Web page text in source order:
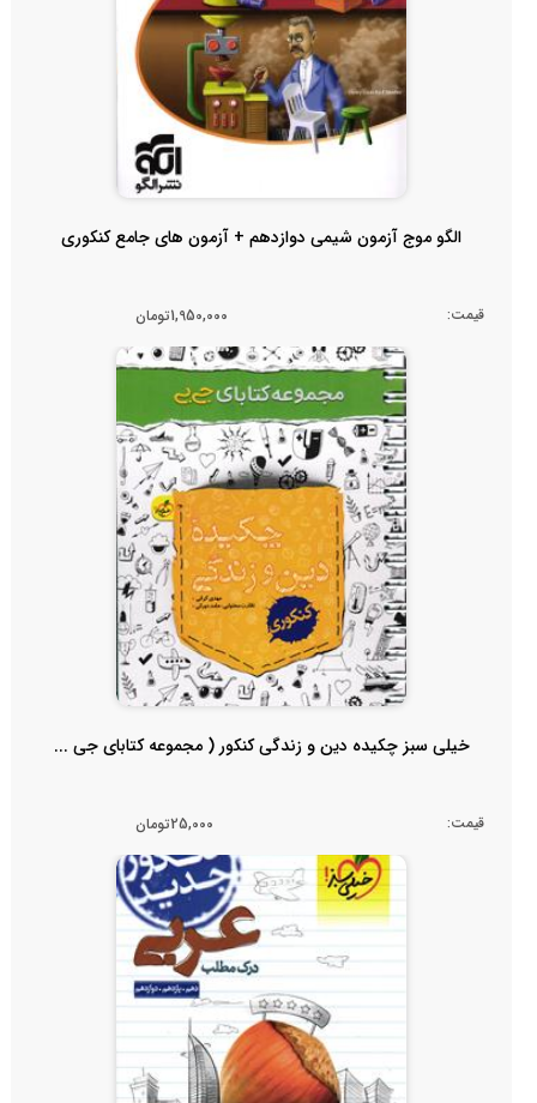
الگو موج آزمون شیمی دوازدهم + آزمون های جامع کنکوری
قیمت: 1,950,000تومان
خیلی سبز چکیده دین و زندگی کنکور ( مجموعه کتابای جی ...
قیمت: 25,000تومان